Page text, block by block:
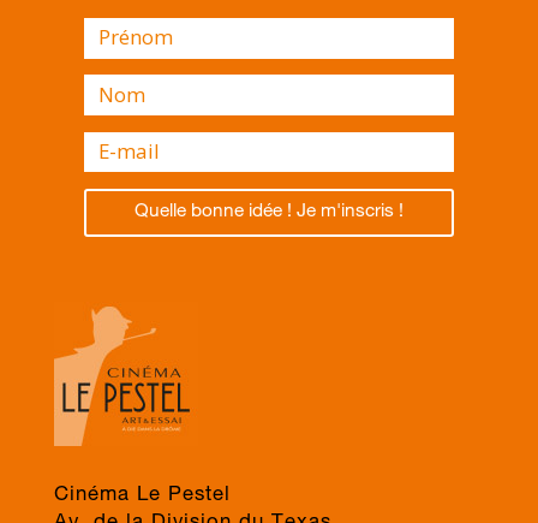
Quelle bonne idée ! Je m'inscris !
Cinéma Le Pestel